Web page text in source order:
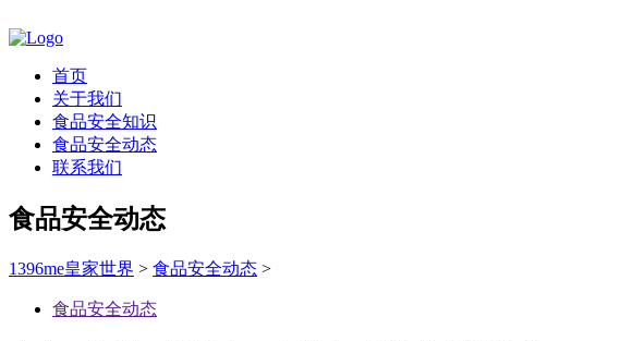
首页
关于我们
食品安全知识
食品安全动态
联系我们
食品安全动态
1396me皇家世界 > 食品安全动态 >
食品安全动态